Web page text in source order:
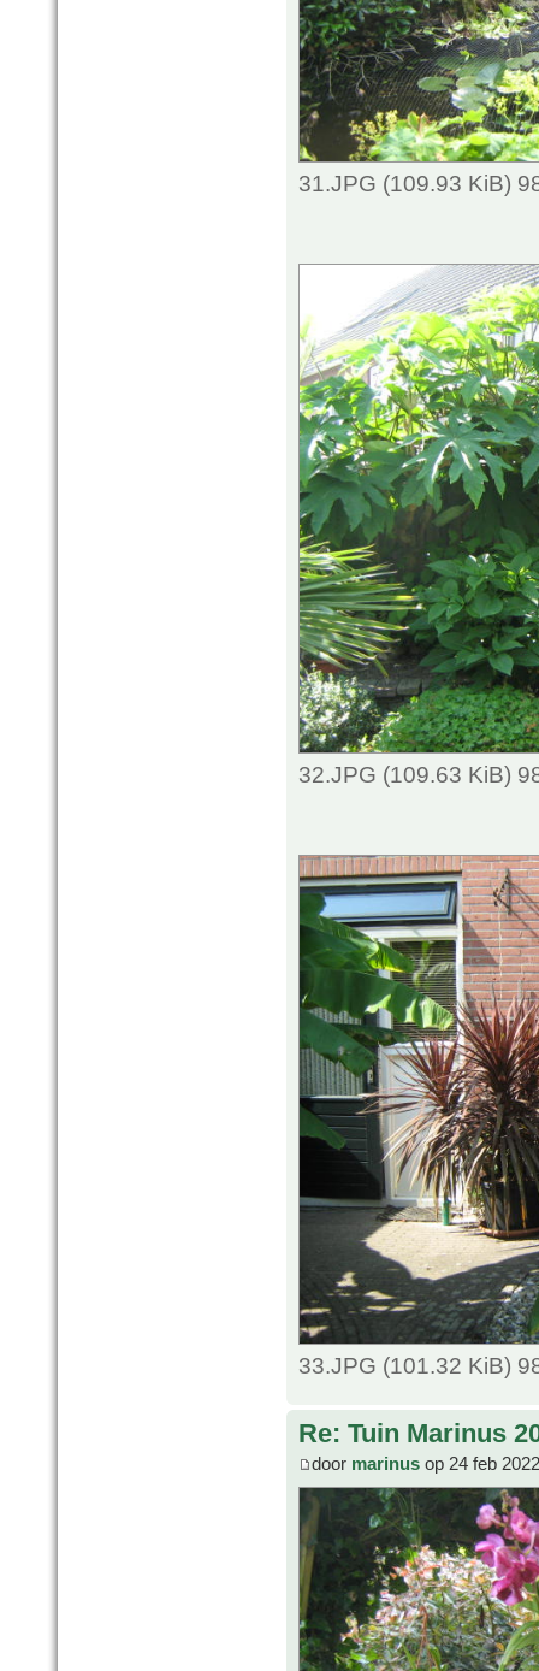
31.JPG (109.93 KiB)
32.JPG (109.63 KiB)
33.JPG (101.32 KiB)
Re: Tuin Marinus
door marinus op 24 feb